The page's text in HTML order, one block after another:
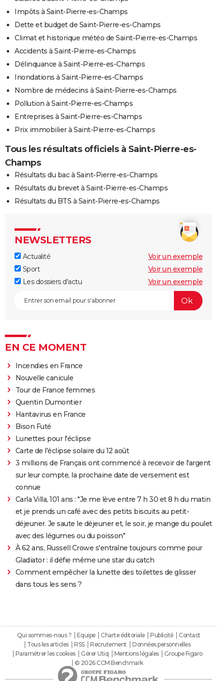
Impôts à Saint-Pierre-es-Champs
Dette et budget de Saint-Pierre-es-Champs
Climat et historique météo de Saint-Pierre-es-Champs
Accidents à Saint-Pierre-es-Champs
Délinquance à Saint-Pierre-es-Champs
Inondations à Saint-Pierre-es-Champs
Nombre de médecins à Saint-Pierre-es-Champs
Pollution à Saint-Pierre-es-Champs
Entreprises à Saint-Pierre-es-Champs
Prix immobilier à Saint-Pierre-es-Champs
Tous les résultats officiels à Saint-Pierre-es-
Champs
Résultats du bac à Saint-Pierre-es-Champs
Résultats du brevet à Saint-Pierre-es-Champs
Résultats du BTS à Saint-Pierre-es-Champs
NEWSLETTERS
Actualité
Voir un exemple
Sport
Voir un exemple
Les dossiers d'actu
Voir un exemple
EN CE MOMENT
Incendies en France
Nouvelle canicule
Tour de France femmes
Quentin Dumontier
Hantavirus en France
Bison Futé
Lunettes pour l'éclipse
Carte de l'éclipse solaire du 12 août
3 millions de Français ont commencé à recevoir de l'argent
sur leur compte, la prochaine date de versement est
connue
Carla Villa, 101 ans : "Je me lève entre 7 h 30 et 8 h du matin
et je prends un café avec des petits biscuits au petit-
déjeuner. Je saute le déjeuner et, le soir, je mange du poulet
avec des légumes ou du poisson"
À 62 ans, Russell Crowe s'entraîne toujours comme pour
Gladiator : il défie même une star du catch
Comment empêcher la lunette des toilettes de glisser
dans tous les sens ?
Qui sommes-nous ? Equipe Charte éditoriale Publicité
Contact
Tous les articles
RSS Recrutement
Données personnelles
Paramétrer les cookies
Gérer Utiq Mentions légales
Groupe Figaro
© 2026 CCM Benchmark